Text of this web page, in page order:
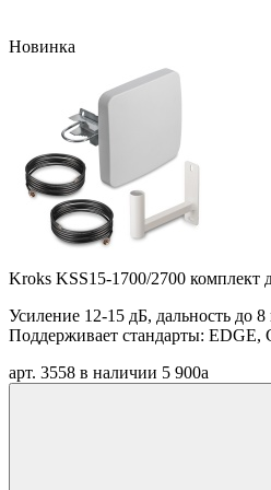
Новинка
Kroks KSS15-1700/2700 комплект
Усиление 12-15 дБ, дальность до 8
Поддерживает стандарты: EDGE,
арт. 3558 в наличии 5 900a